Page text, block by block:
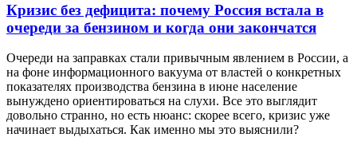
Кризис без дефицита: почему Россия встала в
очереди за бензином и когда они закончатся
Очереди на заправках стали привычным явлением в России, а
на фоне информационного вакуума от властей о конкретных
показателях производства бензина в июне население
вынуждено ориентироваться на слухи. Все это выглядит
довольно странно, но есть нюанс: скорее всего, кризис уже
начинает выдыхаться. Как именно мы это выяснили?